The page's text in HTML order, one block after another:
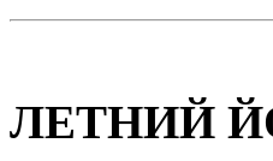
ЛЕТНИЙ